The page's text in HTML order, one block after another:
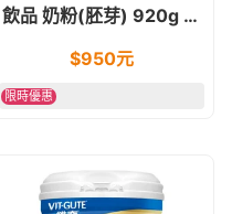
飲品 奶粉(胚芽) 920g 素
$950元
限時優惠